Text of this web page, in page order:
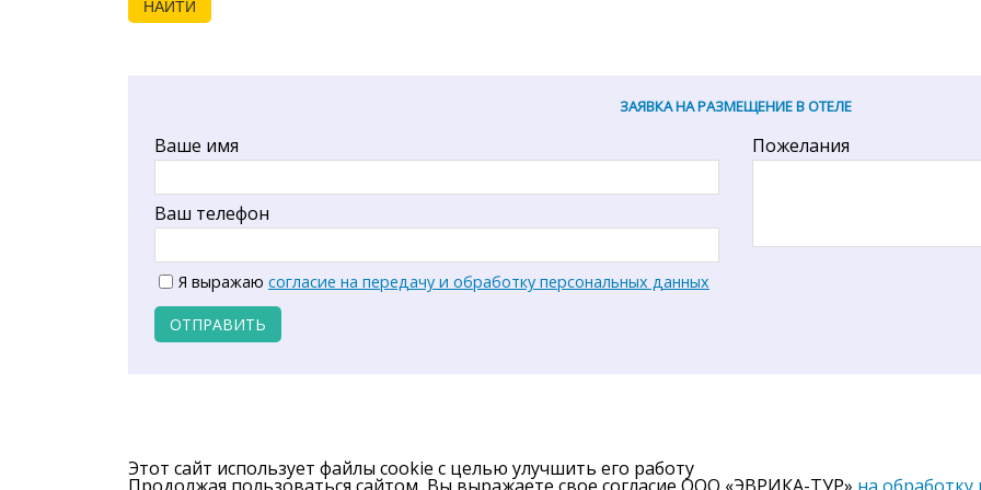
НАЙТИ
ЗАЯВКА НА РАЗМЕЩЕНИЕ В ОТЕЛЕ
Ваше имя
Ваш телефон
Пожелания
Я выражаю согласие на передачу и обработку персональных данных
ОТПРАВИТЬ
Этот сайт использует файлы cookie с целью улучшить его работу